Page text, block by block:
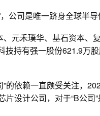
公司是唯一跻身全球半
元禾璞华、基石资本、
持有强一股份621.9万
的依赖一直颇受关注，
设计公司，对于“B公司